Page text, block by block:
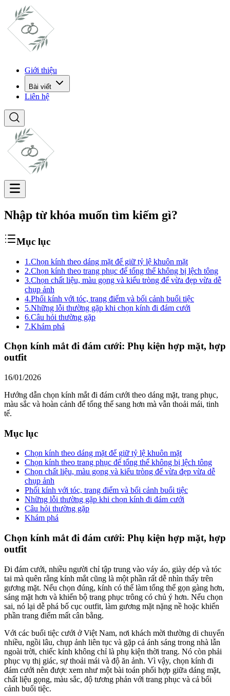
Giới thiệu
Bài viết
Liên hệ
Nhập từ khóa muốn tìm kiếm gì?
Mục lục
1.Chọn kính theo dáng mặt để giữ tỷ lệ khuôn mặt
2.Chọn kính theo trang phục để tổng thể không bị lệch tông
3.Chọn chất liệu, màu gọng và kiểu tròng để vừa đẹp vừa dễ
chụp ảnh
4.Phối kính với tóc, trang điểm và bối cảnh buổi tiệc
5.Những lỗi thường gặp khi chọn kính đi đám cưới
6.Câu hỏi thường gặp
7.Khám phá
Chọn kính mắt đi đám cưới: Phụ kiện hợp mặt, hợp
outfit
16/01/2026
Hướng dẫn chọn kính mắt đi đám cưới theo dáng mặt, trang phục,
màu sắc và hoàn cảnh để tổng thể sang hơn mà vẫn thoải mái, tinh
tế.
Mục lục
Chọn kính theo dáng mặt để giữ tỷ lệ khuôn mặt
Chọn kính theo trang phục để tổng thể không bị lệch tông
Chọn chất liệu, màu gọng và kiểu tròng để vừa đẹp vừa dễ
chụp ảnh
Phối kính với tóc, trang điểm và bối cảnh buổi tiệc
Những lỗi thường gặp khi chọn kính đi đám cưới
Câu hỏi thường gặp
Khám phá
Chọn kính mắt đi đám cưới: Phụ kiện hợp mặt, hợp
outfit
Đi đám cưới, nhiều người chỉ tập trung vào váy áo, giày dép và tóc
tai mà quên rằng kính mắt cũng là một phần rất dễ nhìn thấy trên
gương mặt. Nếu chọn đúng, kính có thể làm tổng thể gọn gàng hơn,
sáng mặt hơn và khiến bộ trang phục trông có chủ ý hơn. Nếu chọn
sai, nó lại dễ phá bố cục outfit, làm gương mặt nặng nề hoặc khiến
phần trang điểm mất cân bằng.
Với các buổi tiệc cưới ở Việt Nam, nơi khách mời thường di chuyển
nhiều, ngồi lâu, chụp ảnh liên tục và gặp cả ánh sáng trong nhà lẫn
ngoài trời, chiếc kính không chỉ là phụ kiện thời trang. Nó còn phải
phục vụ thị giác, sự thoải mái và độ ăn ảnh. Vì vậy, chọn kính đi
đám cưới nên được xem như một bài toán phối hợp giữa dáng mặt,
chất liệu gọng, màu sắc, độ tương phản với trang phục và cả bối
cảnh buổi tiệc.